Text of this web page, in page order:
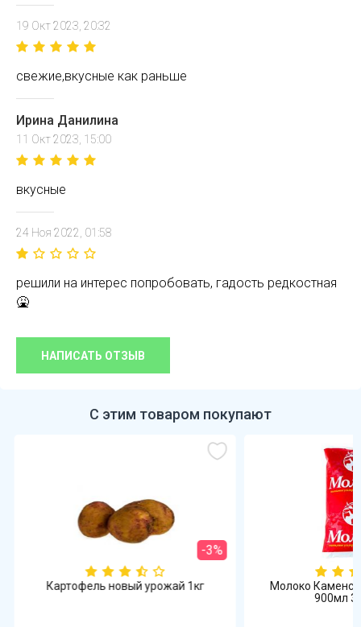
19 Окт 2023, 20:32
свежие,вкусные как раньше
Ирина Данилина
11 Окт 2023, 15:00
вкусные
24 Ноя 2022, 01:58
решили на интерес попробовать, гадость редкостная
🤮
НАПИСАТЬ ОТЗЫВ
С этим товаром покупают
-3%
Картофель новый урожай 1кг
Молоко
900мл